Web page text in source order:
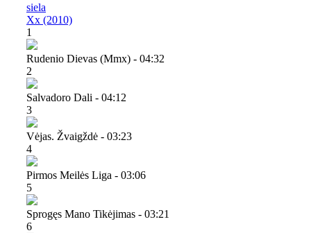
siela
Xx (2010)
1
Rudenio Dievas (mmx) - 04:32
2
Salvadoro Dali - 04:12
3
Vėjas. Žvaigždė - 03:23
4
Pirmos Meilės Liga - 03:06
5
Sprogęs Mano Tikėjimas - 03:21
6